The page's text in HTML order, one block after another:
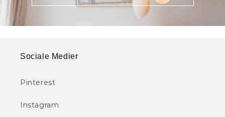
Sociale Medier
Pinterest
Instagram